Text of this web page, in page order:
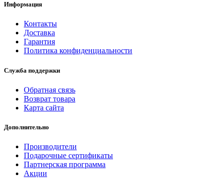
Информация
Контакты
Доставка
Гарантия
Политика конфиденциальности
Служба поддержки
Обратная связь
Возврат товара
Карта сайта
Дополнительно
Производители
Подарочные сертификаты
Партнерская программа
Акции